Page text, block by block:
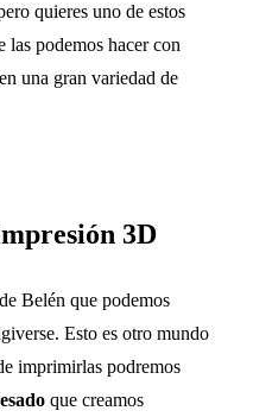
quieres uno de estos
las podemos hacer con
en una gran variedad de
3D
Belén que podemos
Esto es otro mundo
imprimirlas podremos
que creamos